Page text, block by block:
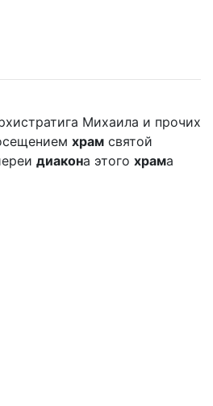
Михаила и прочих
храм святой
диакона этого храма